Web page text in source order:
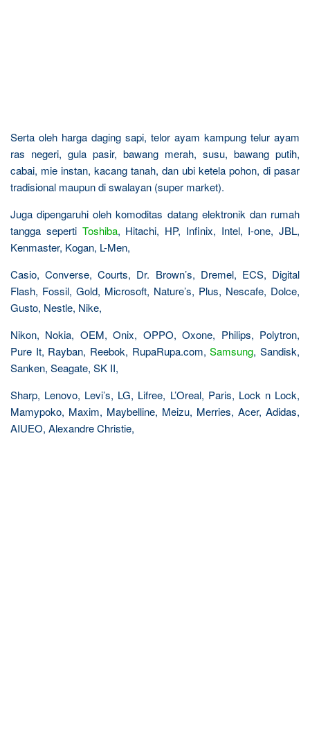
Serta oleh harga daging sapi, telor ayam kampung telur ayam
ras negeri, gula pasir, bawang merah, susu, bawang putih,
cabai, mie instan, kacang tanah, dan ubi ketela pohon, di pasar
tradisional maupun di swalayan (super market).
Juga dipengaruhi oleh komoditas datang elektronik dan rumah
tangga seperti Toshiba, Hitachi, HP, Infinix, Intel, I-one, JBL,
Kenmaster, Kogan, L-Men,
Casio, Converse, Courts, Dr. Brown’s, Dremel, ECS, Digital
Flash, Fossil, Gold, Microsoft, Nature’s, Plus, Nescafe, Dolce,
Gusto, Nestle, Nike,
Nikon, Nokia, OEM, Onix, OPPO, Oxone, Philips, Polytron,
Pure It, Rayban, Reebok, RupaRupa.com,Samsung, Sandisk,
Sanken, Seagate, SK II,
Sharp, Lenovo, Levi’s, LG, Lifree, L’Oreal, Paris, Lock n Lock,
Mamypoko, Maxim, Maybelline, Meizu, Merries, Acer, Adidas,
AIUEO, Alexandre Christie,